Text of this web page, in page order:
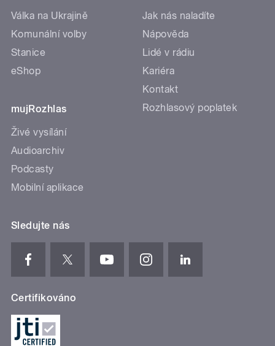
Válka na Ukrajině
Komunální volby
Stanice
eShop
mujRozhlas
Živé vysílání
Audioarchiv
Podcasty
Mobilní aplikace
Jak nás naladíte
Nápověda
Lidé v rádiu
Kariéra
Kontakt
Rozhlasový poplatek
Sledujte nás
Certifikováno